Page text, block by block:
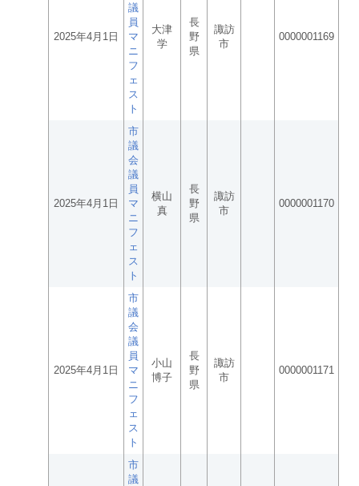
2025年4月1日
議
員
マ
ニ
フ
ェ
ス
ト
大津
学
長
野
県
諏訪
市
0000001169
2025年4月1日
市
議
会
議
員
マ
ニ
フ
ェ
ス
ト
横山
真
長
野
県
諏訪
市
0000001170
2025年4月1日
市
議
会
議
員
マ
ニ
フ
ェ
ス
ト
小山
博子
長
野
県
諏訪
市
0000001171
市
議